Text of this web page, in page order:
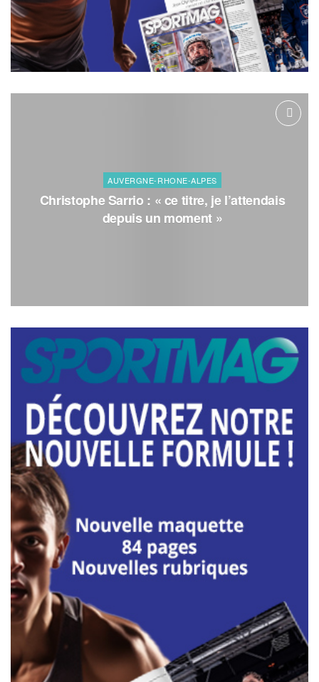
AUVERGNE-RHONE-ALPES
Christophe Sarrio : « ce titre, je l’attendais
depuis un moment »